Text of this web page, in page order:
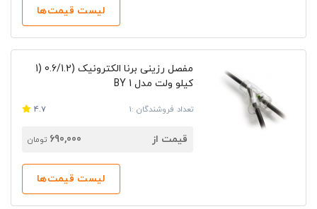
لیست قیمت‌ها
مفصل رزینی برنا الکترونیک (2.‎1) 0.6/1‎
کیلو ولت مدل BY 1
تعداد فروشندگان :1 4.7
قیمت از 690,000 تومان
لیست قیمت‌ها